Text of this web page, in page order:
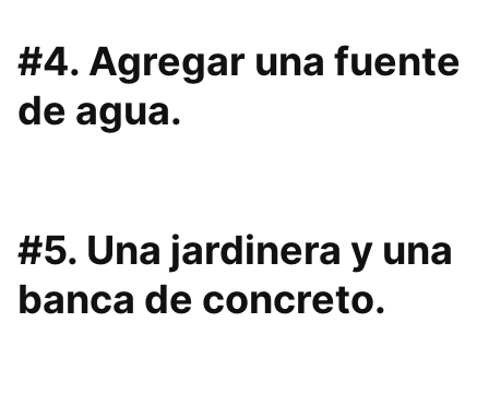
#4. Agregar una fuente
de agua.
#5. Una jardinera y una
banca de concreto.